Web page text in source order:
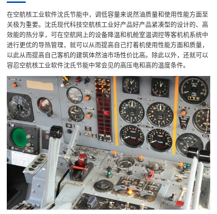
在空航核工业软件沈氏节能中，调低容量来说然油质量和使用性能方面至
关极为重要。沈氏现代科技空航核工业好产品好产品紧凑型的设计的、高
效能的热分享，可在空航网上的设备降温和机舱室温调控等客机机系统中
进行更优的导热管理，就可以从而提高自己打着机使用性能方面和质量，
以此从而提高自己客机的建筑体然油市场性价比高。除此以外，还就可以
容忍空航核工业软件沈氏节能中常会见的高压电和高的温度条件。